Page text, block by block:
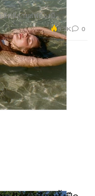
ฮิตที่สายแฟต้องมี
5.2K 0